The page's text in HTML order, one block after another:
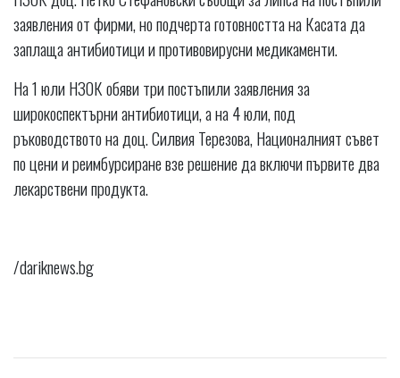
заявления от фирми, но подчерта готовността на Касата да
заплаща антибиотици и противовирусни медикаменти.
На 1 юли НЗОК обяви три постъпили заявления за
широкоспектърни антибиотици, а на 4 юли, под
ръководството на доц. Силвия Терезова, Националният съвет
по цени и реимбурсиране взе решение да включи първите два
лекарствени продукта.
/dariknews.bg